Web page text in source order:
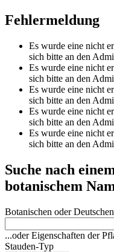
Fehlermeldung
Es wurde eine nicht
sich bitte an den
Es wurde eine nicht
sich bitte an den
Es wurde eine nicht
sich bitte an den
Es wurde eine nicht
sich bitte an den
Es wurde eine nicht
sich bitte an den
Suche nach
botanischem
Botanischen oder
...oder Eigenschaften der
Stauden-Typ